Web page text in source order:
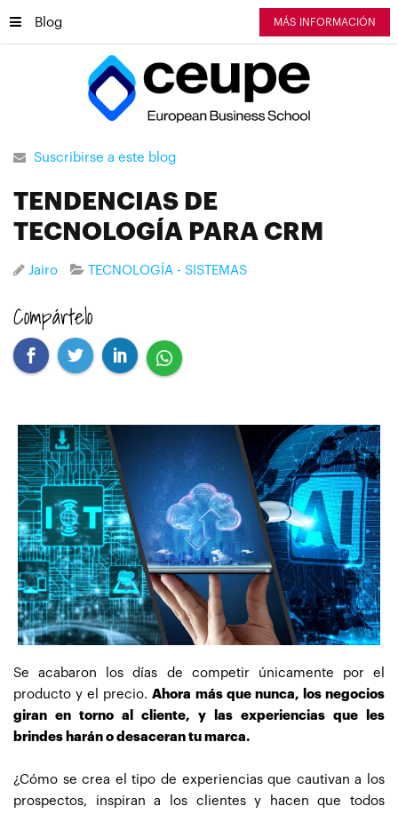
Blog MÁS INFORMACIÓN
Suscribirse a este blog
TENDENCIAS DE
TECNOLOGÍA PARA CRM
Jairo TECNOLOGÍA - SISTEMAS
Compártelo
Se acabaron los días de competir únicamente por el
producto y el precio.Ahora más que nunca, los negocios
giran en torno al cliente, y las experiencias que les
brindes harán o desaceran tu marca.
¿Cómo se crea el tipo de experiencias que cautivan a los
prospectos, inspiran a los clientes y hacen que todos